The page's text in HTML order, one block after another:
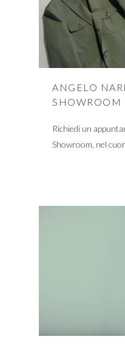
ANGELO
SHOWROOM
Richiedi un
Showroom, nel